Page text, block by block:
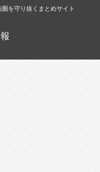
を守り抜くまとめサイト